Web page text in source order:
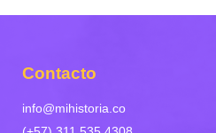
Contacto
info@mihistoria.co